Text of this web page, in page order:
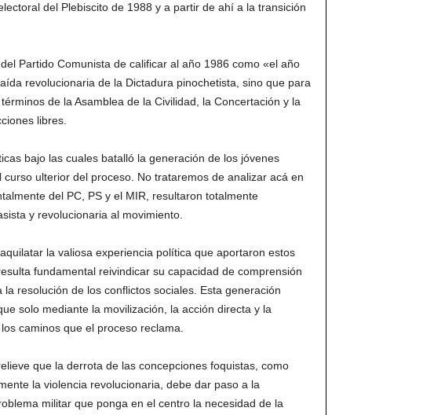
del Plebiscito de 1988 y a partir de ahí a la transición
Partido Comunista de calificar al año 1986 como «el año
revolucionaria de la Dictadura pinochetista, sino que para
de la Asamblea de la Civilidad, la Concertación y la
libres.
bajo las cuales batalló la generación de los jóvenes
ulterior del proceso. No trataremos de analizar acá en
del PC, PS y el MIR, resultaron totalmente
y revolucionaria al movimiento.
la valiosa experiencia política que aportaron estos
fundamental reivindicar su capacidad de comprensión
resolución de los conflictos sociales. Esta generación
solo mediante la movilización, la acción directa y la
caminos que el proceso reclama.
que la derrota de las concepciones foquistas, como
la violencia revolucionaria, debe dar paso a la
militar que ponga en el centro la necesidad de la